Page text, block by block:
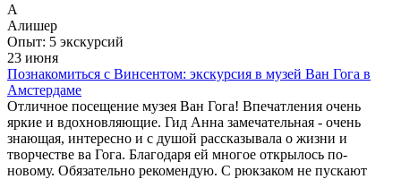
А
Алишер
Опыт: 5 экскурсий
23 июня
Познакомиться с Винсентом: экскурсия в музей Ван Гога в
Амстердаме
Отличное посещение музея Ван Гога! Впечатления очень
яркие и вдохновляющие. Гид Анна замечательная - очень
знающая, интересно и с душой рассказывала о жизни и
творчестве ва Гога. Благодаря ей многое открылось по-
новому. Обязательно рекомендую. С рюкзаком не пускают